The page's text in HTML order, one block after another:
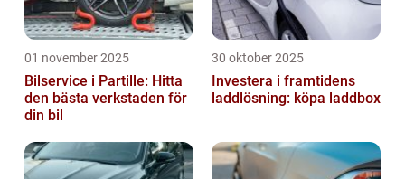
01 november 2025
Bilservice i Partille: Hitta
den bästa verkstaden för
din bil
30 oktober 2025
Investera i framtidens
laddlösning: köpa laddbox